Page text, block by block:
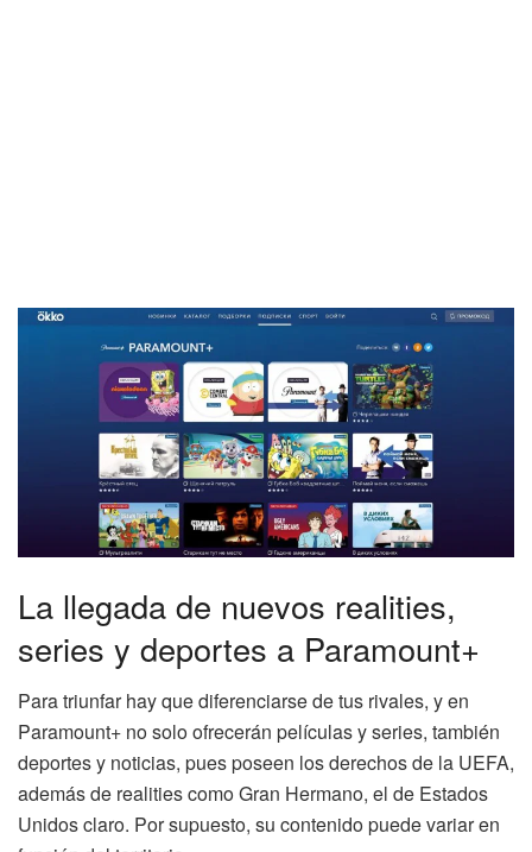
La llegada de nuevos realities,
series y deportes a Paramount+
Para triunfar hay que diferenciarse de tus rivales, y en
Paramount+ no solo ofrecerán películas y series, también
deportes y noticias, pues poseen los derechos de la UEFA,
además de realities como Gran Hermano, el de Estados
Unidos claro. Por supuesto, su contenido puede variar en